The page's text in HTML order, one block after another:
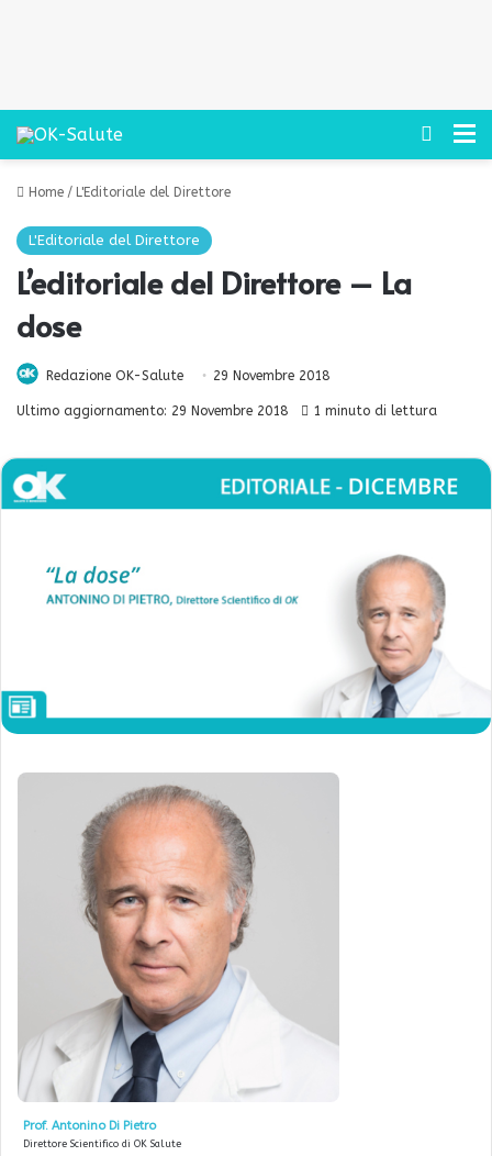
Cerca
Home / L'Editoriale del Direttore
L'Editoriale del Direttore
L’editoriale del Direttore – La
dose
Redazione OK-Salute 29 Novembre 2018
Ultimo aggiornamento: 29 Novembre 2018 1 minuto di lettura
Prof. Antonino Di Pietro
Direttore Scientifico di OK Salute